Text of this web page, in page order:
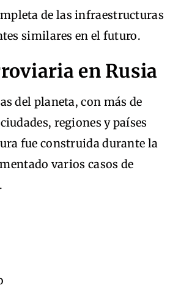
de las infraestructuras
similares en el futuro.
en Rusia
del planeta, con más de
regiones y países
fue construida durante la
varios casos de